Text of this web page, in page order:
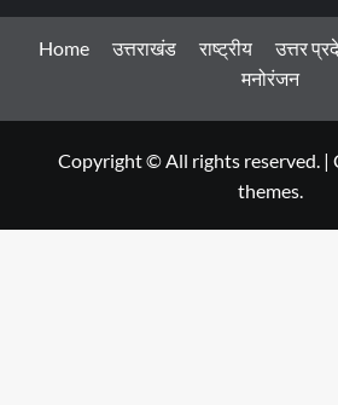
Home उत्तराखंड राष्ट्रीय उत्तर
मनोरंजन
Copyright © All rights reserved. |
themes.